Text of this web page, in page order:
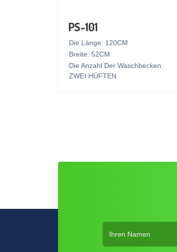
PS-101
Die Länge: 120CM
Breite: 52CM
Die Anzahl Der Waschbecken:
ZWEI HÜFTEN